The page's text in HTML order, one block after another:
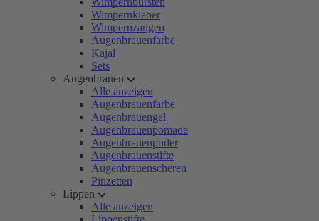
Wimpernkleber
Wimpernzangen
Augenbrauenfarbe
Kajal
Sets
Augenbrauen
Alle anzeigen
Augenbrauenfarbe
Augenbrauengel
Augenbrauenpomade
Augenbrauenpuder
Augenbrauenstifte
Augenbrauenscheren
Pinzetten
Lippen
Alle anzeigen